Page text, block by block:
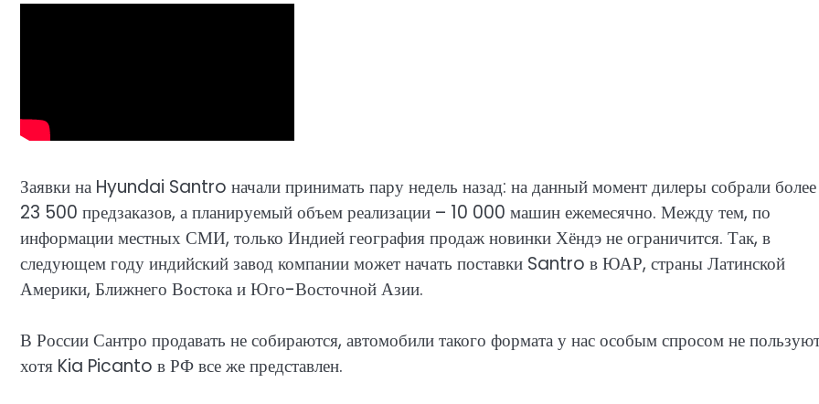
Заявки на Hyundai Santro начали принимать пару недель назад: на данный момент дилеры собрали более
23 500 предзаказов, а планируемый объем реализации – 10 000 машин ежемесячно. Между тем, по
информации местных СМИ, только Индией география продаж новинки Хёндэ не ограничится. Так, в
следующем году индийский завод компании может начать поставки Santro в ЮАР, страны Латинской
Америки, Ближнего Востока и Юго-Восточной Азии.
В России Сантро продавать не собираются, автомобили такого формата у нас особым спросом не
хотя Kia Picanto в РФ все же представлен.